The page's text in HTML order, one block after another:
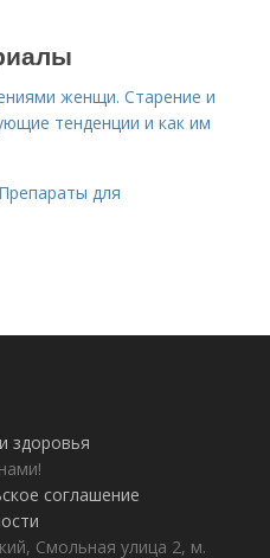
женщи. Старение и
тенденции и как им
для
здоровья
соглашение
Смольная улица 2, м.